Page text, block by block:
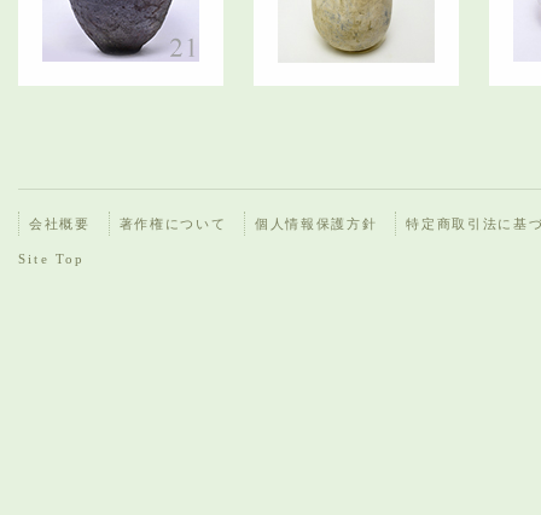
会社概要 著作権について 個人情報保護方針 特定商取引法に基
Site Top